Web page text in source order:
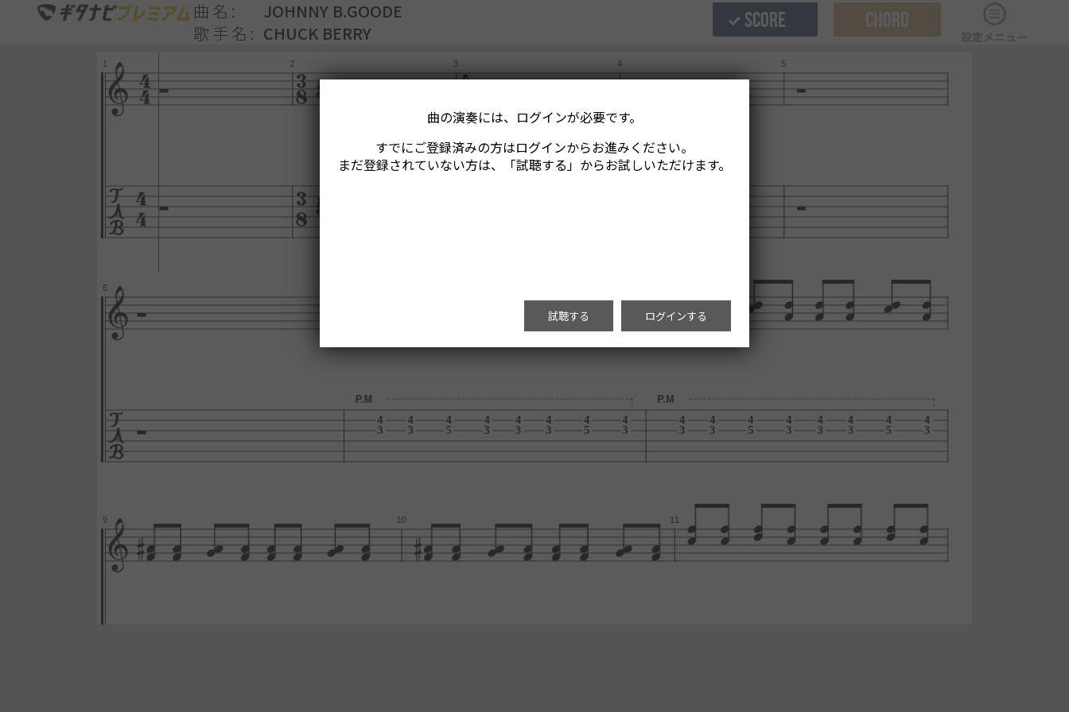
曲名
JOHNNY B.GOODE
歌手名
CHUCK BERRY
SCORE CHORD
曲の演奏には、ログインが必要です。
すでにご登録済みの方はログインからお進みください。
まだ登録されていない方は、「試聴する」からお試しいただけます。
試聴する ログインする